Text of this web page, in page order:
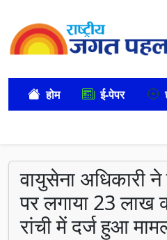
होम ई-पेपर
वायुसेना अधिकारी
पर लगाया 23 लाख
रांची में दर्ज हुआ